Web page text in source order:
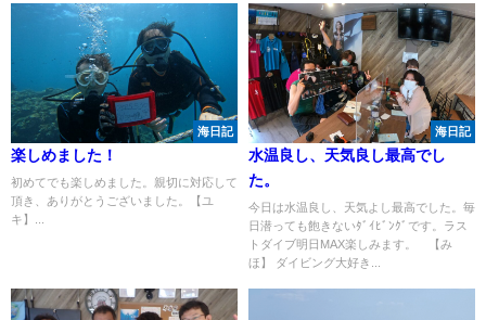
海日記
楽しめました！
初めてでも楽しめました。親切に対応して
頂き、ありがとうございました。【ユ
キ】...
海日記
水温良し、天気良し最高でし
た。
今日は水温良し、天気よし最高でした。毎
日潜っても飽きないﾀﾞｲﾋﾞﾝｸﾞです。ラス
トダイブ明日MAX楽しみます。 【み
ほ】 ダイビング大好き...